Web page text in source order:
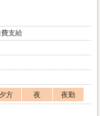
支給
夕方 夜
夜勤